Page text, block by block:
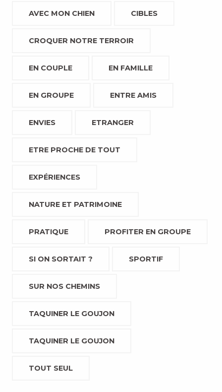
AVEC MON CHIEN CIBLES
CROQUER NOTRE TERROIR
EN COUPLE EN FAMILLE
EN GROUPE ENTRE AMIS
ENVIES ETRANGER
ETRE PROCHE DE TOUT
EXPÉRIENCES
NATURE ET PATRIMOINE
PRATIQUE PROFITER EN GROUPE
SI ON SORTAIT ? SPORTIF
SUR NOS CHEMINS
TAQUINER LE GOUJON
TAQUINER LE GOUJON
TOUT SEUL